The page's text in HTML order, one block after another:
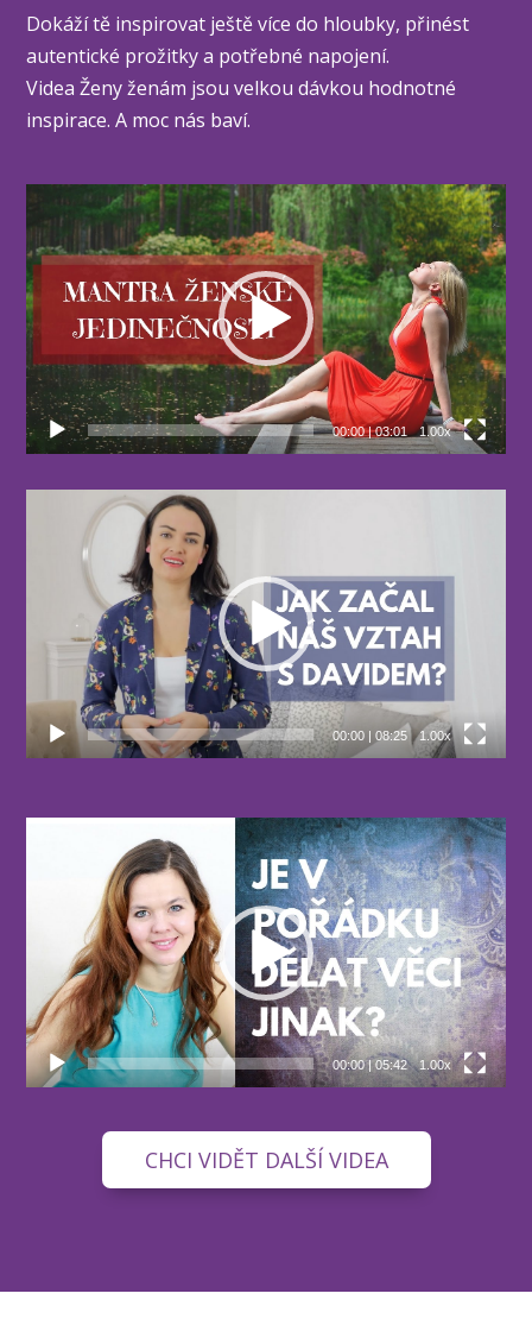
Dokáží tě inspirovat ještě více do hloubky, přinést
autentické prožitky a potřebné napojení.
Videa Ženy ženám jsou velkou dávkou hodnotné
inspirace. A moc nás baví.
Video
přehrávač
00:00|03:01 1.00x
přehrávač
00:00| 08:25 1.00x
přehrávač
00:00|05:42 1.00x
CHCI VIDĚT DALŠÍ VIDEA